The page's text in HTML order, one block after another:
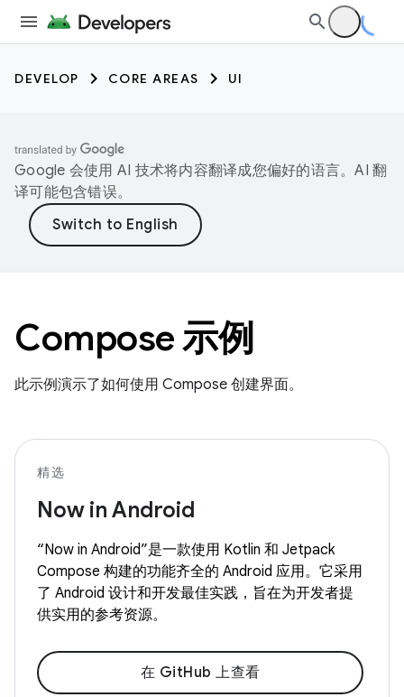
DEVELOP CORE AREAS UI
Google 会使用 AI 技术将内容翻译成您偏好的语言。AI 翻
译可能包含错误。
Compose 示例
此示例演示了如何使用 Compose 创建界面。
精选
Now in Android
“Now in Android”是一款使用 Kotlin 和 Jetpack
Compose 构建的功能齐全的 Android 应用。它采用
了 Android 设计和开发最佳实践，旨在为开发者提
供实用的参考资源。
在 GitHub 上查看